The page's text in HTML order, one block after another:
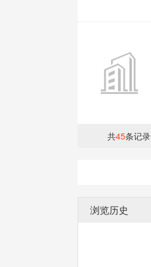
共45条记录
浏览历史